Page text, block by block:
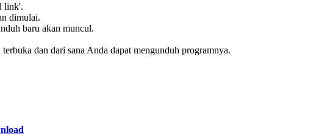
link'.
dimulai.
baru akan muncul.
dan dari sana Anda dapat mengunduh programnya.